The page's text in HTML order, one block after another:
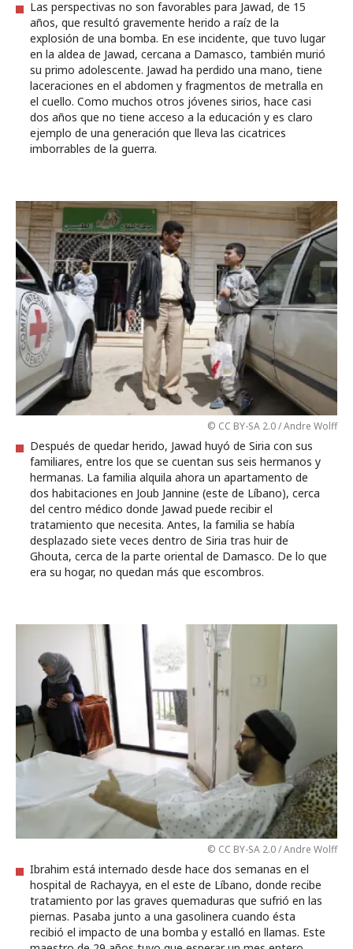
Las perspectivas no son favorables para Jawad, de 15
años, que resultó gravemente herido a raíz de la
explosión de una bomba. En ese incidente, que tuvo lugar
en la aldea de Jawad, cercana a Damasco, también murió
su primo adolescente. Jawad ha perdido una mano, tiene
laceraciones en el abdomen y fragmentos de metralla en
el cuello. Como muchos otros jóvenes sirios, hace casi
dos años que no tiene acceso a la educación y es claro
ejemplo de una generación que lleva las cicatrices
imborrables de la guerra.
© CC BY-SA 2.0 / Andre Wolff
Después de quedar herido, Jawad huyó de Siria con sus
familiares, entre los que se cuentan sus seis hermanos y
hermanas. La familia alquila ahora un apartamento de
dos habitaciones en Joub Jannine (este de Líbano), cerca
del centro médico donde Jawad puede recibir el
tratamiento que necesita. Antes, la familia se había
desplazado siete veces dentro de Siria tras huir de
Ghouta, cerca de la parte oriental de Damasco. De lo que
era su hogar, no quedan más que escombros.
© CC BY-SA 2.0 / Andre Wolff
Ibrahim está internado desde hace dos semanas en el
hospital de Rachayya, en el este de Líbano, donde recibe
tratamiento por las graves quemaduras que sufrió en las
piernas. Pasaba junto a una gasolinera cuando ésta
recibió el impacto de una bomba y estalló en llamas. Este